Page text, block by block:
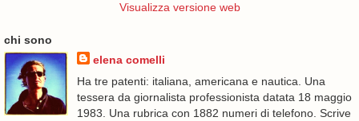
Visualizza versione web
chi sono
elena comelli
Ha tre patenti: italiana, americana e nautica. Una
tessera da giornalista professionista datata 18 maggio
1983. Una rubrica con 1882 numeri di telefono. Scrive